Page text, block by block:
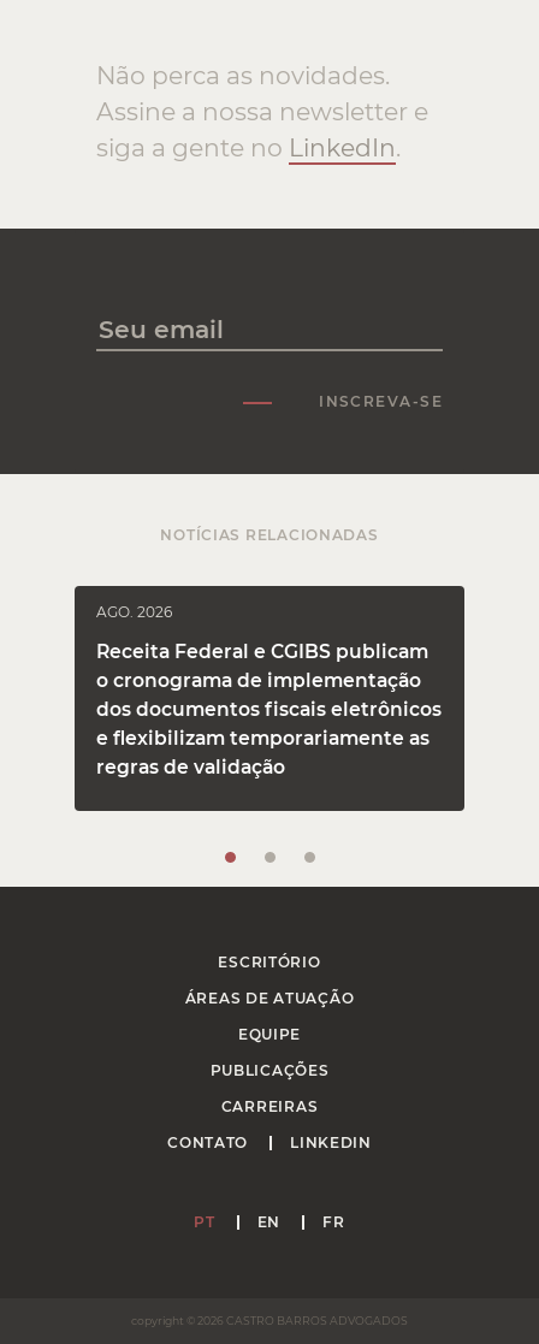
Não perca as novidades.
Assine a nossa newsletter e
siga a gente no LinkedIn.
INSCREVA-SE
NOTÍCIAS RELACIONADAS
AGO. 2026
Receita Federal e CGIBS publicam
o cronograma de implementação
dos documentos fiscais eletrônicos
e flexibilizam temporariamente as
regras de validação
ESCRITÓRIO
ÁREAS DE ATUAÇÃO
EQUIPE
PUBLICAÇÕES
CARREIRAS
CONTATO
LINKEDIN
PT EN FR
copyright © 2026 CASTRO BARROS ADVOGADOS